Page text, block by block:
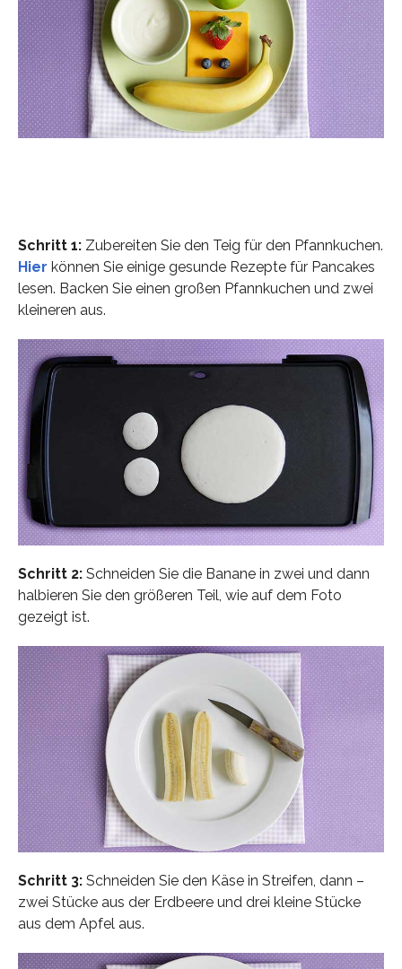
Schritt 1: Zubereiten Sie den Teig für den Pfannkuchen.
Hier können Sie einige gesunde Rezepte für Pancakes
lesen. Backen Sie einen großen Pfannkuchen und zwei
kleineren aus.
Schritt 2:Schneiden Sie die Banane in zwei und dann
halbieren Sie den größeren Teil, wie auf dem Foto
gezeigt ist.
Schritt 3: Schneiden Sie den Käse in Streifen, dann –
zwei Stücke aus der Erdbeere und drei kleine Stücke
aus dem Apfel aus.